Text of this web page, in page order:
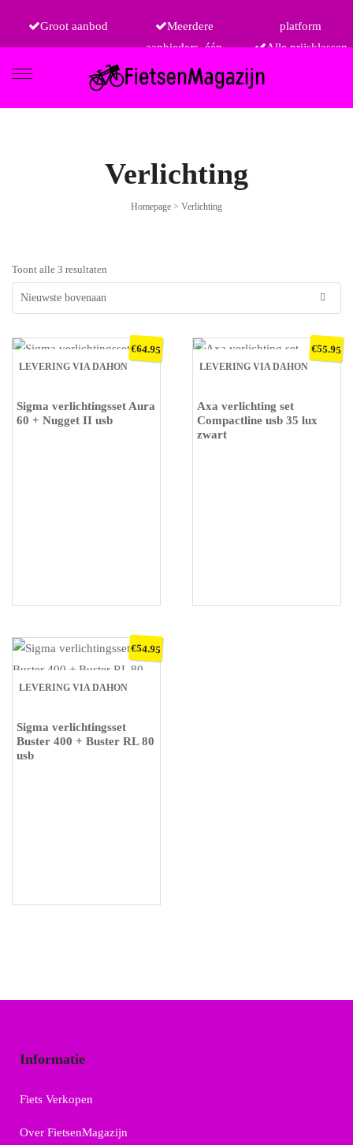
Groot aanbod
Meerdere
aanbieders, één
platform
Alle prijsklassen
Verlichting
Homepage > Verlichting
Toont alle 3 resultaten
LEVERING VIA DAHON
Sigma verlichtingsset Aura
60 + Nugget II usb
€64.95
LEVERING VIA DAHON
Axa verlichting set
Compactline usb 35 lux
zwart
€55.95
LEVERING VIA DAHON
Sigma verlichtingsset
Buster 400 + Buster RL 80
usb
€54.95
Informatie
Fiets Verkopen
Over FietsenMagazijn